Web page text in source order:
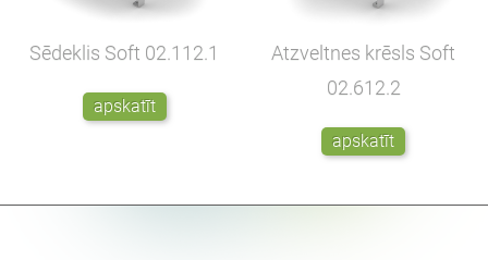
Sēdeklis Soft 02.112.1
apskatīt
Atzveltnes krēsls Soft
02.612.2
apskatīt